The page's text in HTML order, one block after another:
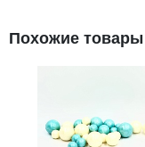
Похожие товары